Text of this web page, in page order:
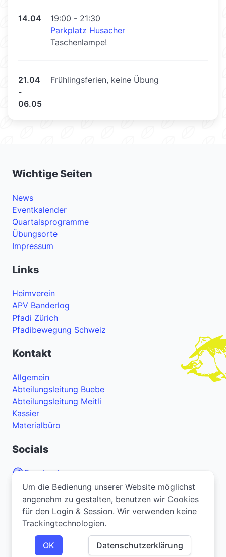
14.04
19:00 - 21:30
Parkplatz Husacher
Taschenlampe!
21.04
-
06.05
Frühlingsferien, keine Übung
Wichtige Seiten
News
Eventkalender
Quartalsprogramme
Übungsorte
Impressum
Links
Heimverein
APV Banderlog
Pfadi Zürich
Pfadibewegung Schweiz
Kontakt
Allgemein
Abteilungsleitung Buebe
Abteilungsleitung Meitli
Kassier
Materialbüro
Socials
Facebook
Instagram
YouTube
Bei Problemen oder Fragen zur Webseite? Melde
hier
Um die Bedienung unserer Website möglichst
angenehm zu gestalten, benutzen wir Cookies
für den Login & Session. Wir verwenden keine
Trackingtechnologien.
OK Datenschutzerklärung
Um die Bedienung unserer Website möglichst
angenehm zu gestalten, benutzen wir Cookies
für den Login & Session. Wir verwenden keine
Trackingtechnologien.
OK Datenschutzerklärung